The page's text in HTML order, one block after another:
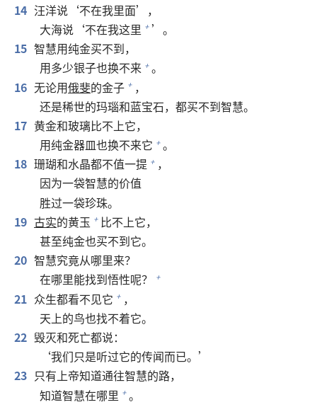
14 汪洋说‘不在我里面’，
大海说‘不在我这里 + ’。
15 智慧用纯金买不到，
用多少银子也换不来 + 。
16 无论用俄斐的金子 + ，
还是稀世的玛瑙和蓝宝石，都买不到智慧。
17 黄金和玻璃比不上它，
用纯金器皿也换不来它 + 。
18 珊瑚和水晶都不值一提 + ，
因为一袋智慧的价值
胜过一袋珍珠。
19 古实的黄玉 + 比不上它，
甚至纯金也买不到它。
20 智慧究竟从哪里来？
在哪里能找到悟性呢？
+
21 众生都看不见它 + ，
天上的鸟也找不着它。
22 毁灭和死亡都说：
‘我们只是听过它的传闻而已。’
23 只有上帝知道通往智慧的路，
知道智慧在哪里 + 。